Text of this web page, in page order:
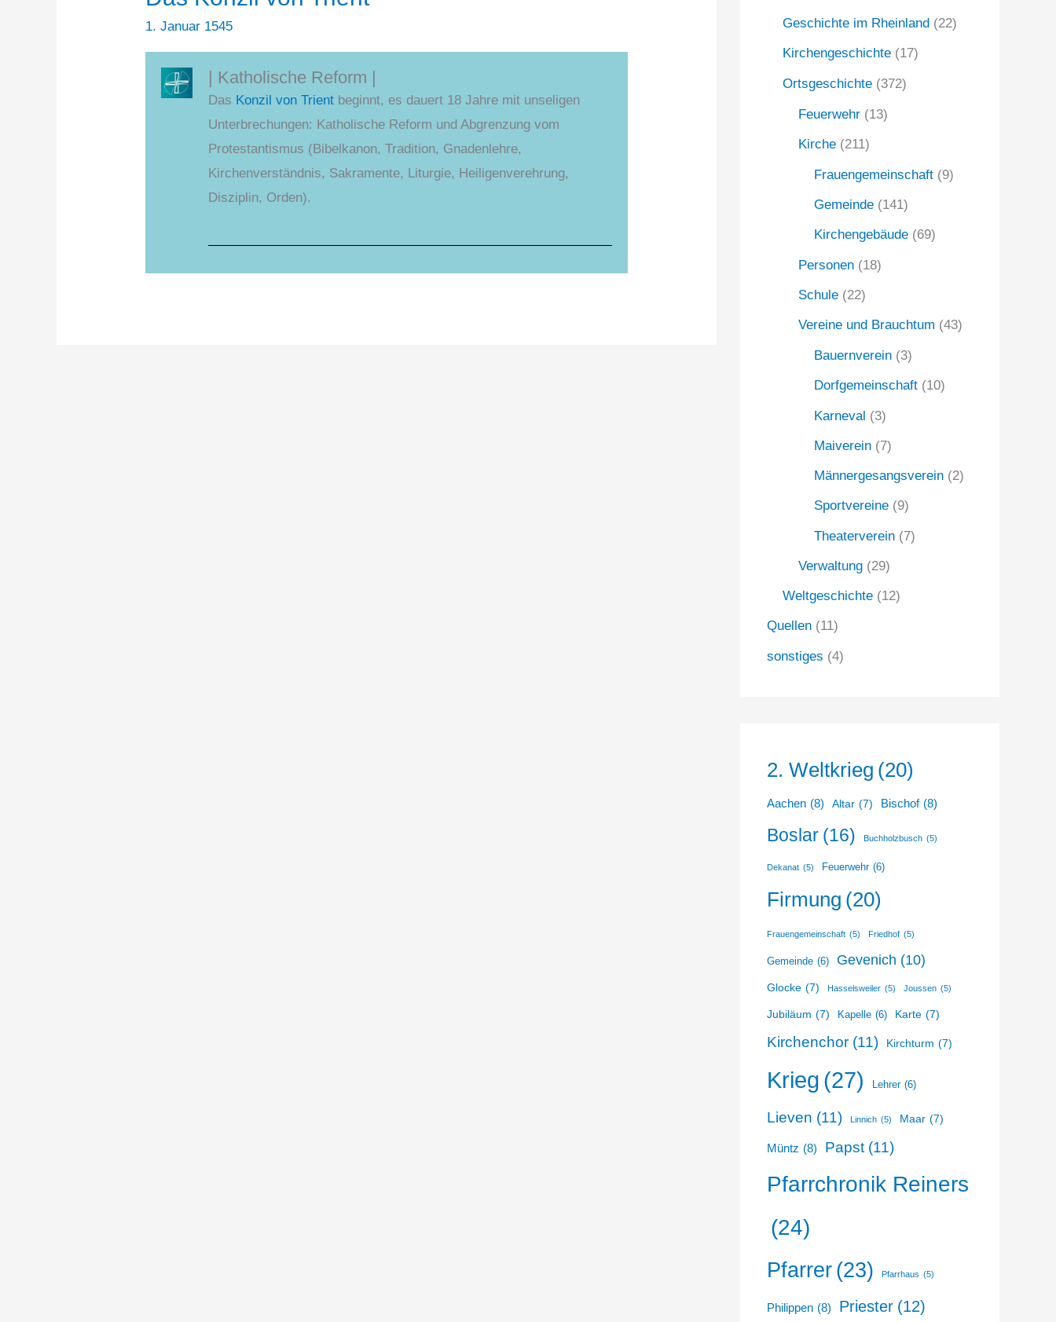
1. Januar 1545
| Katholische Reform |
Das Konzil von Trientbeginnt, es dauert 18 Jahre mit unseligen
Unterbrechungen: Katholische Reform und Abgrenzung vom
Protestantismus (Bibelkanon, Tradition, Gnadenlehre,
Kirchenverständnis, Sakramente, Liturgie, Heiligenverehrung,
Disziplin, Orden).
Geschichte im Rheinland (22)
Kirchengeschichte (17)
Ortsgeschichte (372)
Feuerwehr (13)
Kirche (211)
Frauengemeinschaft (9)
Gemeinde (141)
Kirchengebäude (69)
Personen (18)
Schule (22)
Vereine und Brauchtum (43)
Bauernverein (3)
Dorfgemeinschaft (10)
Karneval (3)
Maiverein (7)
Männergesangsverein (2)
Sportvereine (9)
Theaterverein (7)
Verwaltung (29)
Weltgeschichte (12)
Quellen (11)
sonstiges (4)
2. Weltkrieg (20)
Aachen (8) Altar (7) Bischof (8)
Boslar (16) Buchholzbusch (5)
Dekanat (5) Feuerwehr (6)
Firmung (20)
Frauengemeinschaft (5) Friedhof (5)
Gemeinde (6) Gevenich (10)
Glocke (7) Hasselsweiler (5) Joussen (5)
Jubiläum (7) Kapelle (6) Karte (7)
Kirchenchor (11) Kirchturm (7)
Krieg (27) Lehrer (6)
Lieven (11) Linnich (5) Maar (7)
Müntz (8) Papst (11)
Pfarrchronik Reiners
(24)
Pfarrer(23) Pfarrhaus (5)
Philippen (8) Priester (12)